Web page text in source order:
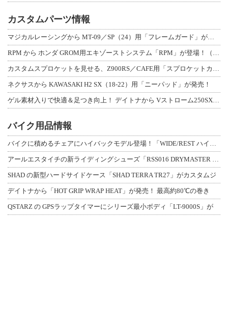
カスタムパーツ情報
マジカルレーシングから MT-09／SP（24）用「フレームガード」が登場！
RPM から ホンダ GROM用エキゾーストシステム「RPM」が登場！（動画あり
カスタムスプロケットを見せる、Z900RS／CAFE用「スプロケットカバーフルキ
ネクサスから KAWASAKI H2 SX（18-22）用「ニーパッド」が発売！
ゲル素材入りで快適＆足つき向上！ デイトナから Vストローム250SX用「快適ロ
バイク用品情報
バイクに積めるチェアにハイバックモデル登場！「WIDE/REST ハイバックチェ
アールエスタイチの新ライディングシューズ「RSS016 DRYMASTER スト
SHAD の新型ハードサイドケース「SHAD TERRA TR27」がカスタムジ
デイトナから「HOT GRIP WRAP HEAT」が発売！ 最高約80℃の巻き
QSTARZ の GPSラップタイマーにシリーズ最小ボディ「LT-9000S」が